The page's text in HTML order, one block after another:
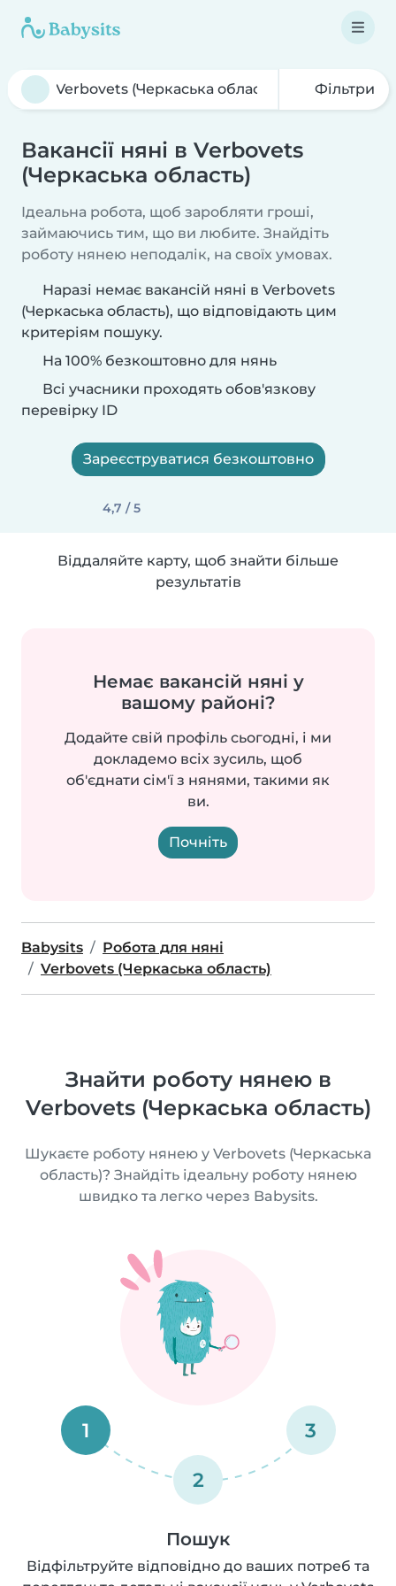
Фільтри
Вакансії няні в Verbovets
(Черкаська область)
Ідеальна робота, щоб заробляти гроші,
займаючись тим, що ви любите. Знайдіть
роботу нянею неподалік, на своїх умовах.
Наразі немає вакансій няні в Verbovets
(Черкаська область), що відповідають цим
критеріям пошуку.
На 100% безкоштовно для нянь
Всі учасники проходять обов'язкову
перевірку ID
Зареєструватися безкоштовно
4,7 / 5
Віддаляйте карту, щоб знайти більше
результатів
Немає вакансій няні у
вашому районі?
Додайте свій профіль сьогодні, і ми
докладемо всіх зусиль, щоб
об'єднати сім'ї з нянями, такими як
ви.
Почніть
Babysits
Робота для няні
Verbovets (Черкаська область)
Знайти роботу нянею в
Verbovets (Черкаська область)
Шукаєте роботу нянею у Verbovets (Черкаська
область)? Знайдіть ідеальну роботу нянею
швидко та легко через Babysits.
1
2
3
Пошук
Відфільтруйте відповідно до ваших потреб та